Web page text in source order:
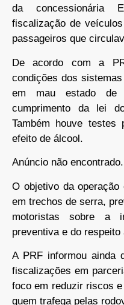
da concessionária
fiscalização de
passageiros que
De acordo com a
condições dos
em mau estado de
cumprimento da lei
Também houve testes
efeito de álcool.
Anúncio não encontrado.
O objetivo da
em trechos de serra,
motoristas sobre a
preventiva e do
A PRF informou ainda
fiscalizações em
foco em reduzir riscos
quem trafega pelas